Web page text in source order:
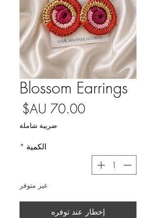
Blossom Earrings
ضريبة شاملة
الكمية *
غير متوفر
إخطار عند توفره